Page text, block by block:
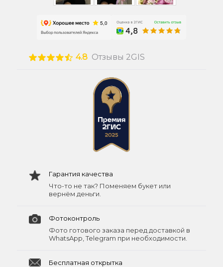
4.8 Отзывы 2GIS
Гарантия качества
Что-то не так? Поменяем букет или
вернём деньги.
Фотоконтроль
Фото готового заказа перед доставкой в
WhatsApp, Telegram при необходимости.
Бесплатная открытка